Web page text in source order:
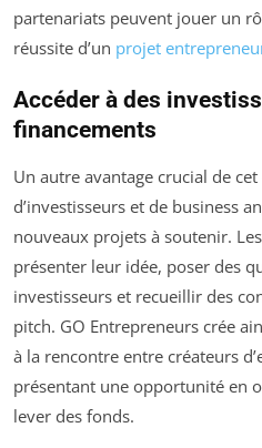
partenariats peuvent jouer un
réussite d’un projet
Accéder à des
financements
Un autre avantage crucial de
d’investisseurs et de business
nouveaux projets à soutenir.
présenter leur idée, poser des
investisseurs et recueillir des
pitch. GO Entrepreneurs crée
à la rencontre entre créateurs
présentant une opportunité en
lever des fonds.